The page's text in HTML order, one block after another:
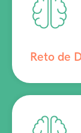
Reto de